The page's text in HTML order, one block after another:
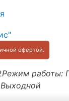
офертой.
Режим работы: